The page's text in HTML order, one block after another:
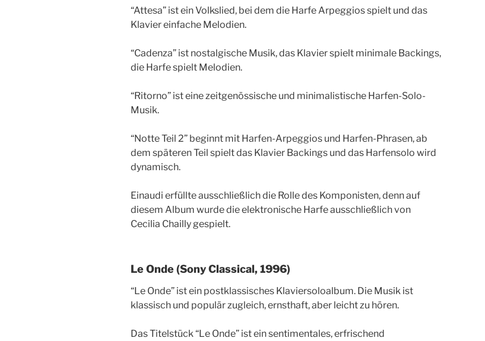
“Attesa” ist ein Volkslied, bei dem die Harfe Arpeggios spielt und das
Klavier einfache Melodien.
“Cadenza” ist nostalgische Musik, das Klavier spielt minimale Backings,
die Harfe spielt Melodien.
“Ritorno” ist eine zeitgenössische und minimalistische Harfen-Solo-
Musik.
“Notte Teil 2” beginnt mit Harfen-Arpeggios und Harfen-Phrasen, ab
dem späteren Teil spielt das Klavier Backings und das Harfensolo wird
dynamisch.
Einaudi erfüllte ausschließlich die Rolle des Komponisten, denn auf
diesem Album wurde die elektronische Harfe ausschließlich von
Cecilia Chailly gespielt.
Le Onde (Sony Classical, 1996)
“Le Onde” ist ein postklassisches Klaviersoloalbum. Die Musik ist
klassisch und populär zugleich, ernsthaft, aber leicht zu hören.
Das Titelstück “Le Onde” ist ein sentimentales, erfrischend